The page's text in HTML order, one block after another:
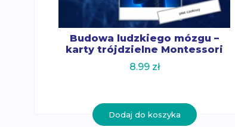
Budowa ludzkiego mózgu –
karty trójdzielne Montessori
8.99 zł
Dodaj do koszyka